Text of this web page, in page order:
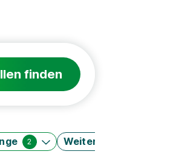
finden
2 Weitere Filter